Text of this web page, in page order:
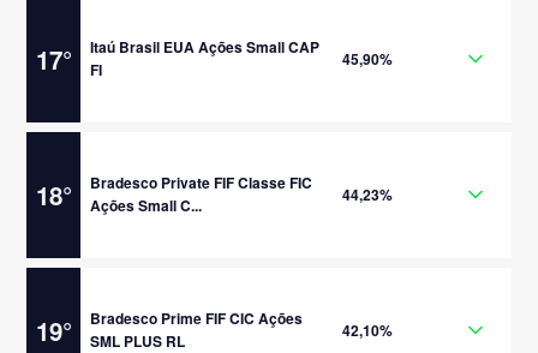
17°
Itaú Brasil EUA Ações Small CAP
FI
45,90%
18°
Bradesco Private FIF Classe FIC
Ações Small C...
44,23%
19°
Bradesco Prime FIF CIC Ações
SML PLUS RL
42,10%